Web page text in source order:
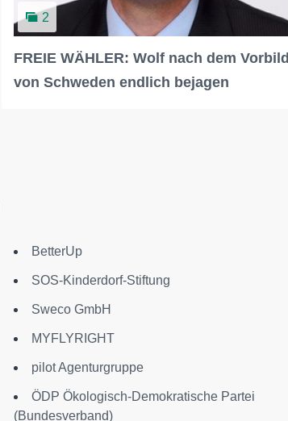
2
FREIE WÄHLER: Wolf nach dem Vorbild
von Schweden endlich bejagen
BetterUp
SOS-Kinderdorf-Stiftung
Sweco GmbH
MYFLYRIGHT
pilot Agenturgruppe
ÖDP Ökologisch-Demokratische Partei
(Bundesverband)